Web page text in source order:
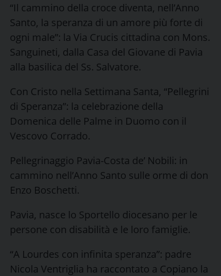
“Il cammino della croce diventa, nell’Anno
Santo, la speranza di un amore più forte di
ogni male”: la Via Crucis cittadina con Mons.
Sanguineti, dalla Casa del Giovane di Pavia
alla basilica del Ss. Salvatore.
Con Cristo nella Settimana Santa, “Pellegrini
di Speranza”: la celebrazione della
Domenica delle Palme in Duomo con il
Vescovo Corrado.
Pellegrinaggio Pavia-Costa de’ Nobili: in
cammino nell’Anno Santo sulle orme di don
Enzo Boschetti.
Pavia, nasce lo Sportello diocesano per le
persone con disabilità e le loro famiglie.
“A Lourdes con infinita speranza”: padre
Nicola Ventriglia ha raccontato a Copiano la